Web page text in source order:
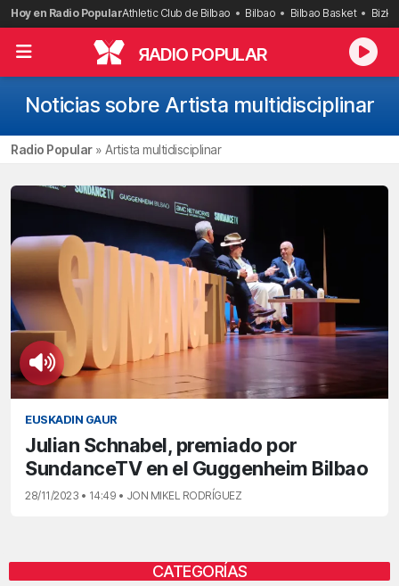
Saltar
al
contenido
Hoy en Radio PopularAthletic Club de Bilbao Bilbao Bilbao Basket
RADIO POPULAR
Noticias sobre Artista multidisciplinar
Radio Popular» Artista multidisciplinar
EUSKADIN GAUR
Julian Schnabel, premiado por
SundanceTV en el Guggenheim Bilbao
28/11/2023 • 14:49 • JON MIKEL RODRÍGUEZ
CATEGORÍAS